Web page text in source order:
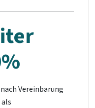
Vereinbarung